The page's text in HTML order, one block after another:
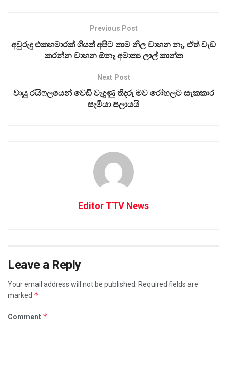
Previous Post
අවුරුදු එකහමාරක් ගියත් අපිට තාම නිල වාහන නෑ, ඒත් වැඩ
කරන්න වාහන ඕනෑ අමාත්‍ය ලාල් කාන්ත
Next Post
වායු රයිෆලයෙන් වෙඩි වැදුණු තිදරු මව රෝහලට සැකකාර
සැමියා පලායයි
Editor TTV News
Leave a Reply
Your email address will not be published.
Required fields are
marked *
Comment *